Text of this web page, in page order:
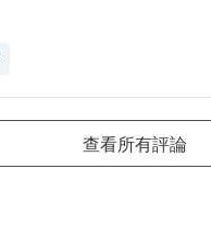
查看所有評論